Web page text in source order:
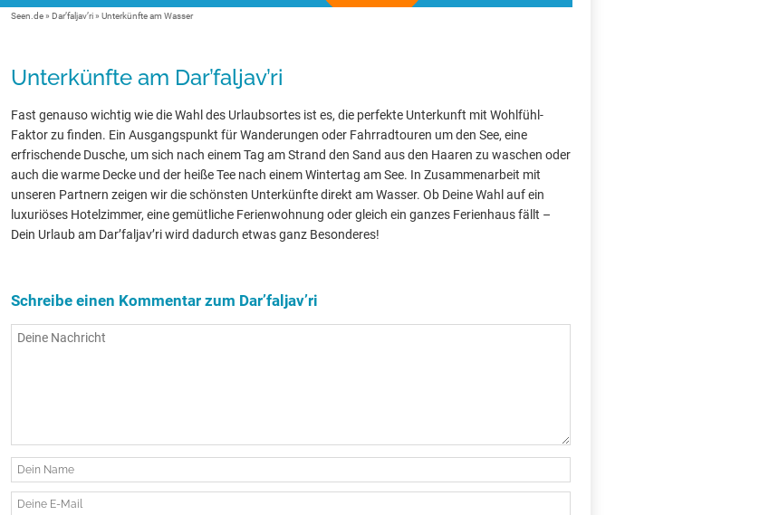
Seen.de» Dar’faljav’ri» Unterkünfte am Wasser
Unterkünfte am Dar’faljav’ri
Fast genauso wichtig wie die Wahl des Urlaubsortes ist es, die perfekte Unterkunft mit Wohlfühl-
Faktor zu finden. Ein Ausgangspunkt für Wanderungen oder Fahrradtouren um den See, eine
erfrischende Dusche, um sich nach einem Tag am Strand den Sand aus den Haaren zu waschen oder
auch die warme Decke und der heiße Tee nach einem Wintertag am See. In Zusammenarbeit mit
unseren Partnern zeigen wir die schönsten Unterkünfte direkt am Wasser. Ob Deine Wahl auf ein
luxuriöses Hotelzimmer, eine gemütliche Ferienwohnung oder gleich ein ganzes Ferienhaus fällt –
Dein Urlaub am Dar’faljav’ri wird dadurch etwas ganz Besonderes!
Schreibe einen Kommentar zum Dar’faljav’ri